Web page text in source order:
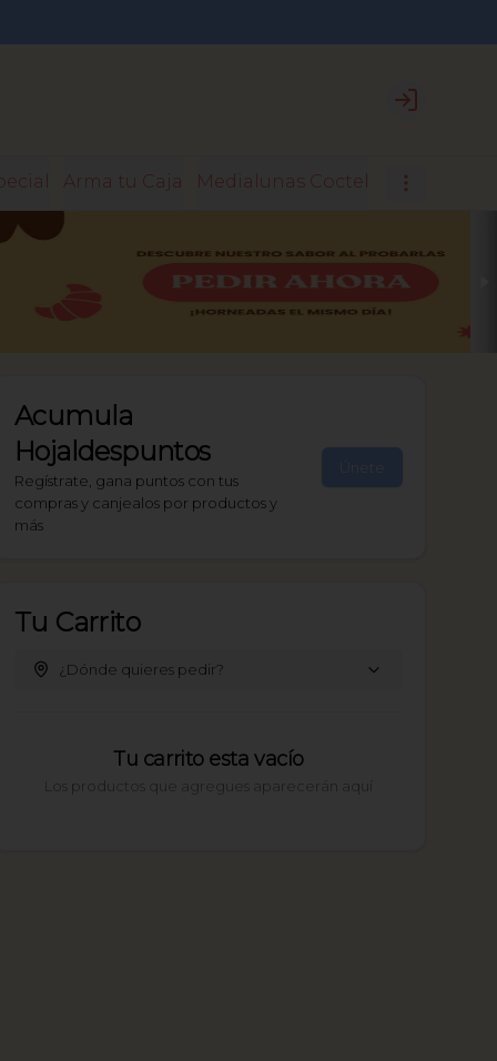
Login
Arma tu Caja Medialunas Coctel
Acumula
Hojaldespuntos
Regístrate, gana puntos con tus
compras y canjealos por productos y
más
Únete
Tu Carrito
¿Dónde quieres pedir?
Tu carrito esta vacío
Los productos que agregues aparecerán aquí